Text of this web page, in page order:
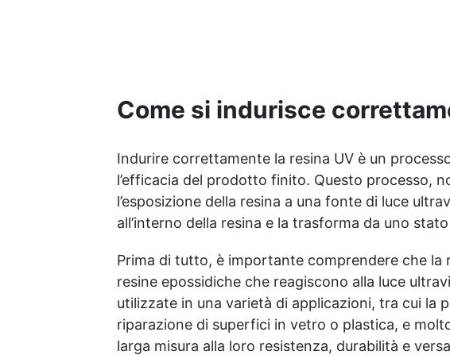
risultato pulito e sicuro
uniforme
Pigmenti
scintillante e
tue
Come si indurisce
Indurire correttamente la resina UV è un
l’efficacia del prodotto finito. Questo processo,
l’esposizione della resina a una fonte di luce
all’interno della resina e la trasforma da uno
Prima di tutto, è importante comprendere che la
resine epossidiche che reagiscono alla luce
utilizzate in una varietà di applicazioni, tra cui la
riparazione di superfici in vetro o plastica, e
larga misura alla loro resistenza, durabilità e